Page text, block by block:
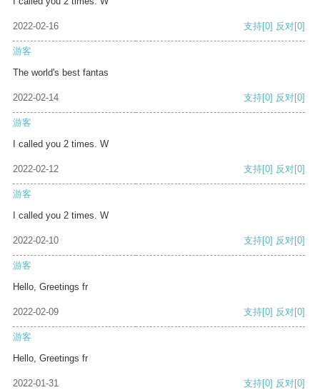
2022-02-16 支持[0] 反对[0]
游客
The world's best fantas
2022-02-14 支持[0] 反对[0]
游客
I called you 2 times. W
2022-02-12 支持[0] 反对[0]
游客
I called you 2 times. W
2022-02-10 支持[0] 反对[0]
游客
Hello, Greetings fr
2022-02-09 支持[0] 反对[0]
游客
Hello, Greetings fr
2022-01-31 支持[0] 反对[0]